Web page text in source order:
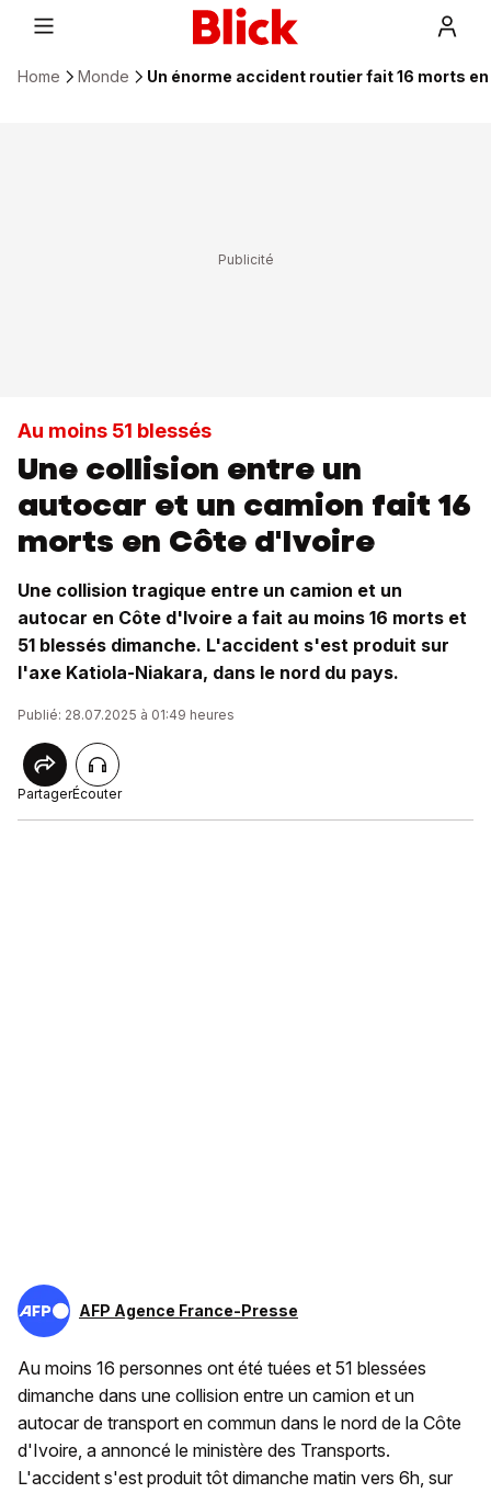
Home Monde Un énorme accident routier fait 16 morts
Au moins 51 blessés
Une collision entre un
autocar et un camion fait 16
morts en Côte d'Ivoire
Une collision tragique entre un camion et un
autocar en Côte d'Ivoire a fait au moins 16 morts et
51 blessés dimanche. L'accident s'est produit sur
l'axe Katiola-Niakara, dans le nord du pays.
Publié: 28.07.2025 à 01:49 heures
PartagerÉcouter
AFP Agence France-Presse
Au moins 16 personnes ont été tuées et 51 blessées
dimanche dans une collision entre un camion et un
autocar de transport en commun dans le nord de la Côte
d'Ivoire, a annoncé le ministère des Transports.
L'accident s'est produit tôt dimanche matin vers 6h, sur